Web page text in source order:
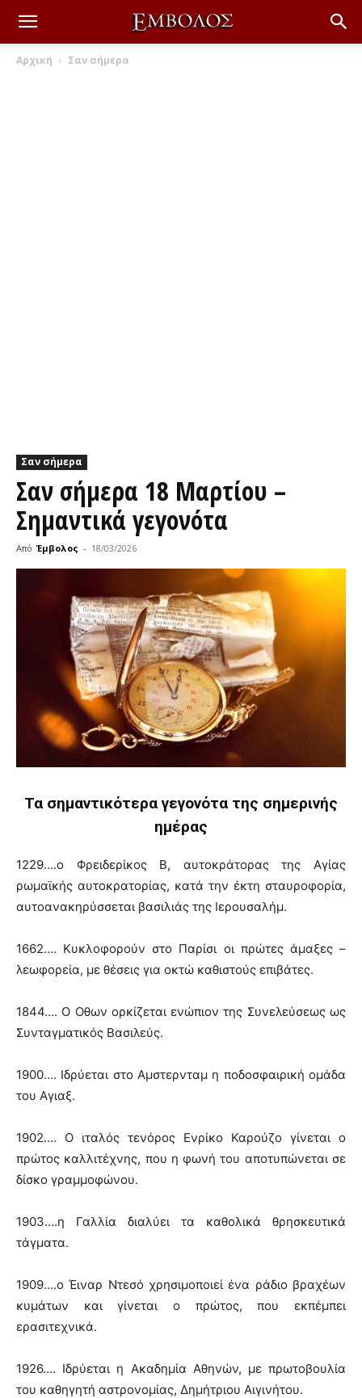
Αρχική Σαν σήμερα
Σαν σήμερα
Σαν σήμερα 18 Μαρτίου –
Σημαντικά γεγονότα
Από Έμβολος - 18/03/2026
Τα σημαντικότερα γεγονότα της σημερινής
ημέρας
1229….ο Φρειδερίκος Β, αυτοκράτορας της Αγίας
ρωμαϊκής αυτοκρατορίας, κατά την έκτη σταυροφορία,
αυτοανακηρύσσεται βασιλιάς της Ιερουσαλήμ.
1662…. Κυκλοφορούν στο Παρίσι οι πρώτες άμαξες –
λεωφορεία, με θέσεις για οκτώ καθιστούς επιβάτες.
1844…. Ο Οθων ορκίζεται ενώπιον της Συνελεύσεως ως
Συνταγματικός Βασιλεύς.
1900…. Ιδρύεται στο Αμστερνταμ η ποδοσφαιρική ομάδα
του Αγιαξ.
1902…. Ο ιταλός τενόρος Ενρίκο Καρούζο γίνεται ο
πρώτος καλλιτέχνης, που η φωνή του αποτυπώνεται σε
δίσκο γραμμοφώνου.
1903….η Γαλλία διαλύει τα καθολικά θρησκευτικά
τάγματα.
1909….ο Έιναρ Ντεσό χρησιμοποιεί ένα ράδιο βραχέων
κυμάτων και γίνεται ο πρώτος, που εκπέμπει
ερασιτεχνικά.
1926…. Ιδρύεται η Ακαδημία Αθηνών, με πρωτοβουλία
του καθηγητή αστρονομίας, Δημήτριου Αιγινήτου.